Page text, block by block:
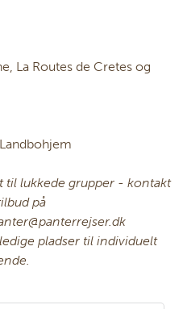
La Routes de Cretes og
lukkede grupper - kontakt
på
pladser til individuelt